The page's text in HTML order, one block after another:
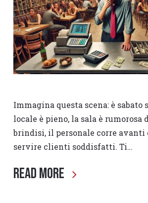
Immagina questa scena: è sabato
locale è pieno, la sala è rumorosa
brindisi, il personale corre avanti
servire clienti soddisfatti. Ti…
Read More